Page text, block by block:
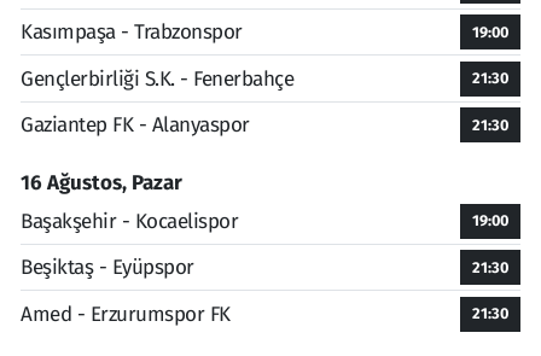
Kasımpaşa - Trabzonspor 19:00
Gençlerbirliği S.K. - Fenerbahçe 21:30
Gaziantep FK - Alanyaspor 21:30
16 Ağustos, Pazar
Başakşehir - Kocaelispor
19:00
Beşiktaş - Eyüpspor 21:30
Amed - Erzurumspor FK 21:30